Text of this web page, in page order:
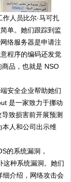
人员比尔·马可扎
单。她们跟踪到监
络服务器是申请注
程序的编码还发觉
品，也就是 NSO
安全企业帮助她们
是一家致力于挪动
致损害前开展预测
本人和公司出示维
的系统漏洞，
这种系统漏洞。她们
细介绍，网络攻击会